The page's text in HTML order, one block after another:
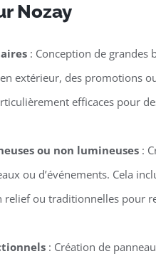
Nozay
: Conception de grandes
extérieur, des promotions
efficaces pour
ou non lumineuses:
ou d’événements. Cela
relief ou traditionnelles pour
: Création de